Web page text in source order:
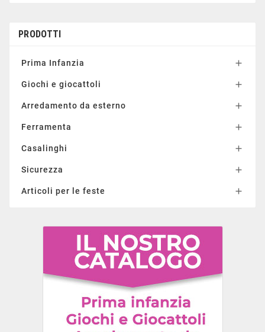
PRODOTTI
Prima Infanzia 
Giochi e giocattoli 
Arredamento da esterno 
Ferramenta 
Casalinghi 
Sicurezza 
Articoli per le feste 